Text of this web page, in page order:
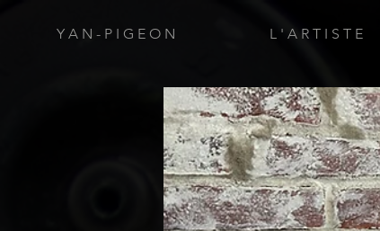
Y A N - P I G E O N L ' A R T I S T E